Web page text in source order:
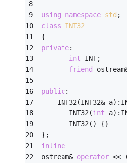
using namespace std ;
class
INT32
{
private:
int INT;
friend
public:
INT32(INT32&
       INT32(
int
       INT32() {}
};
inline
ostream& operator <<